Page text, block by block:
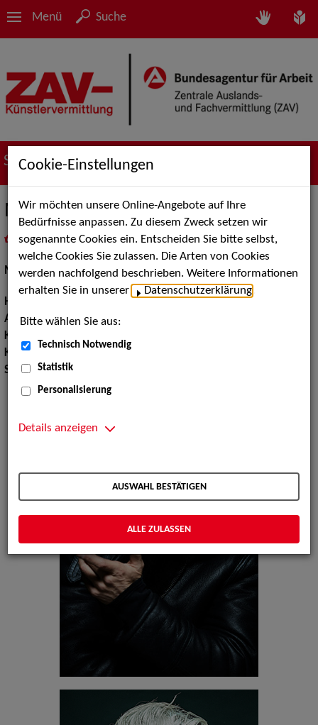
Menü Suche
Suche nach Künstler*innen
Martin K.
als PDF speichern
inMeine Merklistelegen
Models / Werbung:Fotomodell, Dressman
Haarfarbe:
Augenfarbe:grün, braun
Körpergröße:
Konfektionsgröße:
Schuhgröße:44
Cookie-Einstellungen
Wir möchten unsere Online-Angebote auf Ihre
Bedürfnisse anpassen. Zu diesem Zweck setzen wir
sogenannte Cookies ein. Entscheiden Sie bitte selbst,
welche Cookies Sie zulassen. Die Arten von Cookies
werden nachfolgend beschrieben. Weitere Informationen
erhalten Sie in unserer
Datenschutzerklärung
Bitte wählen Sie aus:
Technisch Notwendig
Statistik
Personalisierung
Details anzeigen
AUSWAHL BESTÄTIGEN
ALLE ZULASSEN